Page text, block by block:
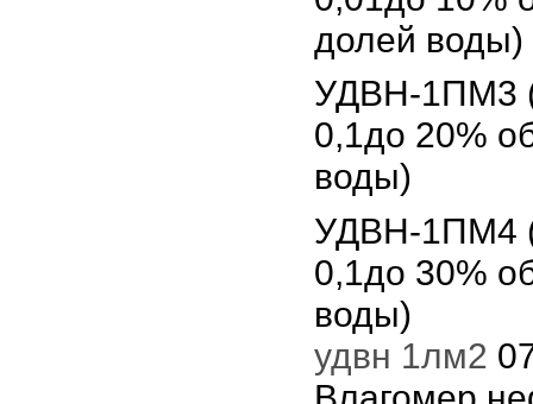
долей воды)
УДВН-1ПМ3
0,1до 20%
воды)
УДВН-1ПМ4
0,1до 30%
воды)
удвн 1лм2